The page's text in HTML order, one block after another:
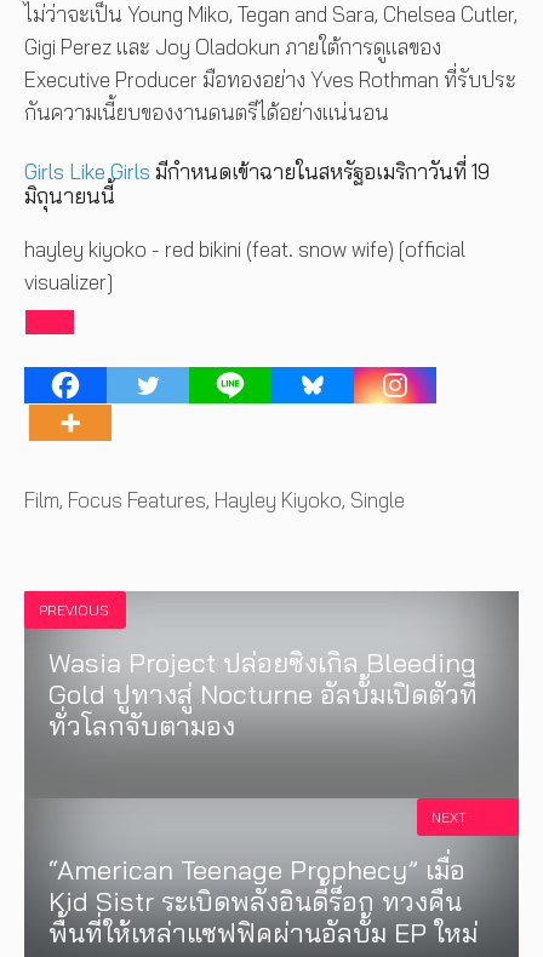
ไม่ว่าจะเป็น Young Miko, Tegan and Sara, Chelsea Cutler,
Gigi Perez และ Joy Oladokun ภายใต้การดูแลของ
Executive Producer มือทองอย่าง Yves Rothman ที่รับประ
กันความเนี้ยบของงานดนตรีได้อย่างแน่นอน
Girls Like Girls มีกำหนดเข้าฉายในสหรัฐอเมริกาวันที่ 19
มิถุนายนนี้
hayley kiyoko - red bikini (feat. snow wife) [official
visualizer]
Tags
Film, Focus Features, Hayley Kiyoko, Single
PREVIOUS
Wasia Project ปล่อยซิงเกิล Bleeding
Gold ปูทางสู่ Nocturne อัลบั้มเปิดตัวที่
ทั่วโลกจับตามอง
“American Teenage Prophecy” เมื่อ
Kid Sistr ระเบิดพลังอินดี้ร็อก ทวงคืน
พื้นที่ให้เหล่าแซฟฟิคผ่านอัลบั้ม EP ใหม่
NEXT